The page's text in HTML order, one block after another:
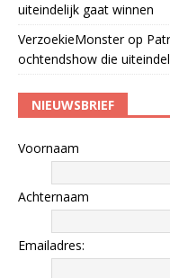
uiteindelijk gaat winnen
VerzoekieMonsterop
ochtendshow die
NIEUWSBRIEF
Voornaam
Achternaam
Emailadres: